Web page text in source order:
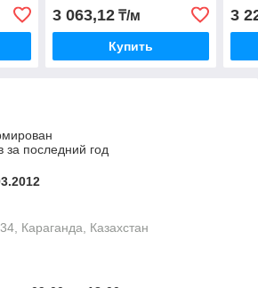
3 063,12₸/м
Купить
3
за последний год
Караганда, Казахстан